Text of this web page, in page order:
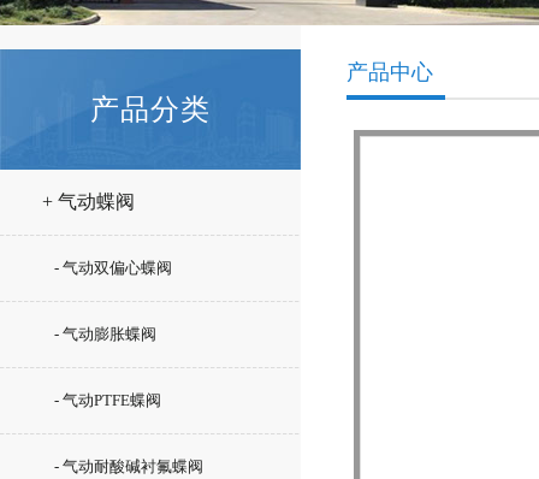
产品分类
+ 气动蝶阀
- 气动双偏心蝶阀
- 气动膨胀蝶阀
- 气动PTFE蝶阀
- 气动耐酸碱衬氟蝶阀
产品中心